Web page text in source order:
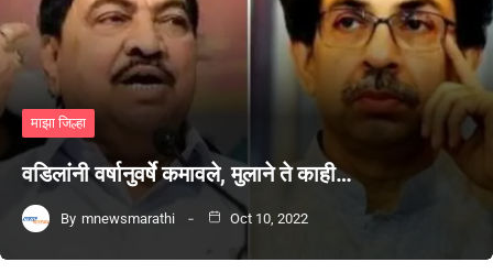
माझा जिल्हा
वडिलांनी वर्षानुवर्षे कमावले, मुलाने ते काही…
By mnewsmarathi Oct 10, 2022